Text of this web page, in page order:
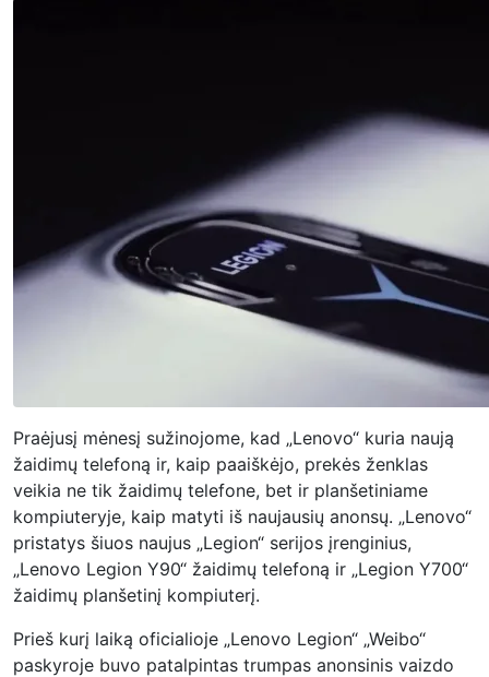
Praėjusį mėnesį sužinojome, kad „Lenovo“ kuria naują
žaidimų telefoną ir, kaip paaiškėjo, prekės ženklas
veikia ne tik žaidimų telefone, bet ir planšetiniame
kompiuteryje, kaip matyti iš naujausių anonsų. „Lenovo“
pristatys šiuos naujus „Legion“ serijos įrenginius,
„Lenovo Legion Y90“ žaidimų telefoną ir „Legion Y700“
žaidimų planšetinį kompiuterį.
Prieš kurį laiką oficialioje „Lenovo Legion“ „Weibo“
paskyroje buvo patalpintas trumpas anonsinis vaizdo